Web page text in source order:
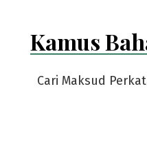
Kamus
Cari Maksud